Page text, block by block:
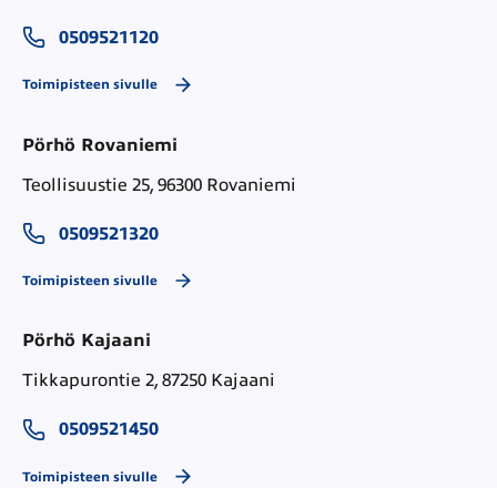
0509521120
Toimipisteen sivulle
Pörhö Rovaniemi
Teollisuustie 25, 96300 Rovaniemi
0509521320
Toimipisteen sivulle
Pörhö Kajaani
Tikkapurontie 2, 87250 Kajaani
0509521450
Toimipisteen sivulle